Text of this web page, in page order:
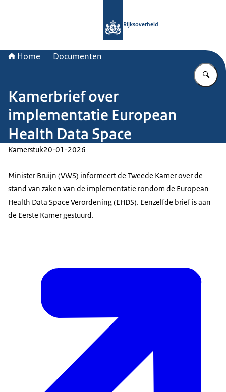
Rijksoverheid
Home Documenten
Kamerbrief over
implementatie European
Health Data Space
Kamerstuk20-01-2026
Minister Bruijn (VWS) informeert de Tweede Kamer over de
stand van zaken van de implementatie rondom de European
Health Data Space Verordening (EHDS). Eenzelfde brief is aan
de Eerste Kamer gestuurd.